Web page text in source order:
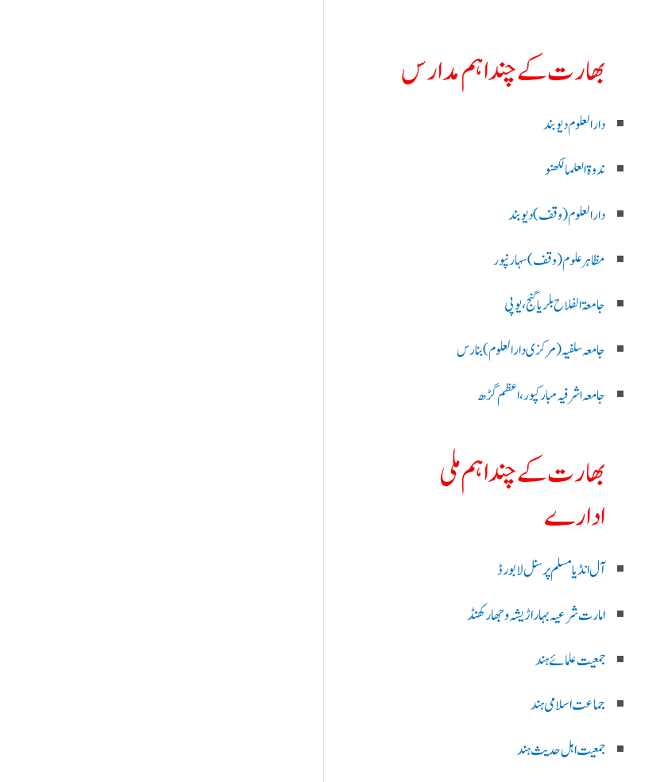
بھارت کے چند اہم مدارس
دارالعلوم دیوبند
ندوۃالعلما لکھنو
دارالعلوم (وقف)دیوبند
مظاہرعلوم (وقف)سہارنپور
جامعۃ الفلاح بلریاگنج،یوپی
جامعہ سلفیہ(مرکزی دارالعلوم )بنارس
جامعہ اشرفیہ مبارکپور،اعظم گڑھ
بھارت کے چند اہم ملی
ادارے
آل انڈیا مسلم پرسنل لا بورڈ
امارت شرعیہ بہار اڑیشہ و جھارکھنڈ
جمعیت علمائے ہند
جماعت اسلامی ہند
جمعیت اہل حدیث ہند